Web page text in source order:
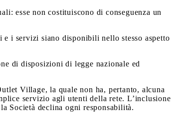
esse non costituiscono di conseguenza un
i servizi siano disponibili nello stesso aspetto
di disposizioni di legge nazionale ed
Village, la quale non ha, pertanto, alcuna
servizio agli utenti della rete. L’inclusione
Società declina ogni responsabilità.